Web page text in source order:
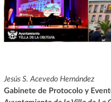
Jesús S. Acevedo Hernández
Gabinete de Protocolo y